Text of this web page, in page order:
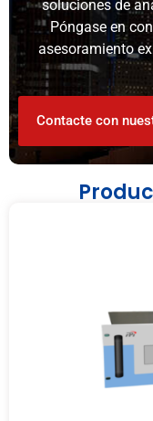
soluciones de
Póngase en
asesoramiento
Contacte con